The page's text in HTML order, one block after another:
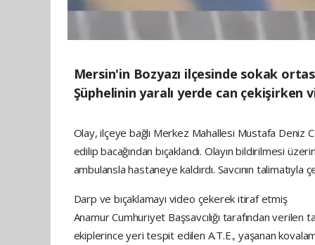
Mersin'in Bozyazı ilçesinde sokak
Şüphelinin yaralı yerde can çekişirken
Olay, ilçeye bağlı Merkez Mahallesi Mustafa Deniz
edilip bacağından bıçaklandı. Olayın bildirilmesi
ambulansla hastaneye kaldırdı. Savcının
Darp ve bıçaklamayı video çekerek itiraf etmiş
Anamur Cumhuriyet Başsavcılığı tarafından
ekiplerince yeri tespit edilen A.T.E., yaşanan